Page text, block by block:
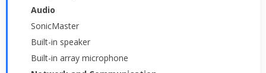
Audio
SonicMaster
Built-in speaker
Built-in array microphone